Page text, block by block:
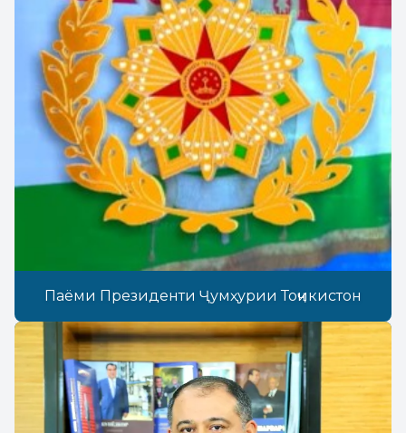
Паёми Президенти Ҷумҳурии Тоҷикистон